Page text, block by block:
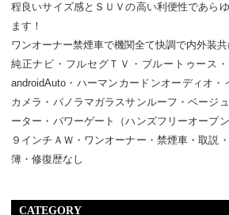
程良いサイズ感とＳＵＶの高い利便性であら
ます！
ワンオーナー禁煙車で機関全て快調で内外装共
純正ナビ・フルセグＴＶ・ブルートゥース
androidAuto・ハーマンカードンオーディオ・
カメラ・パノラマガラスサンルーフ・ベージ
ーター・パワーゲート（ハンズフリーオープ
９インチＡＷ・ワンオーナー・禁煙車・取説
簿・修復歴なし
CATEGORY